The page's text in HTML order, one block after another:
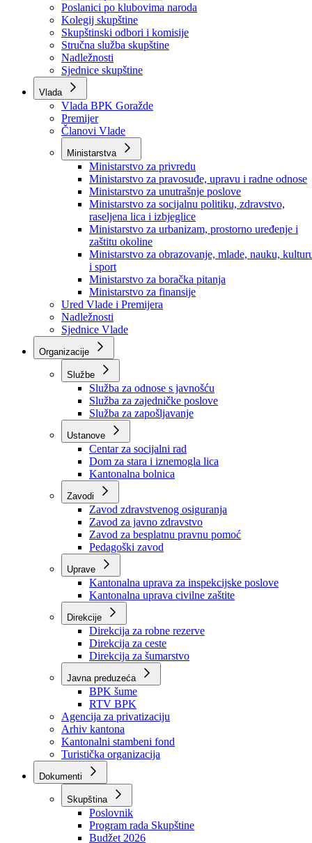
Skupština BPK Goražde
Rukovodstvo
Poslanici po strankama
Poslanici po klubovima naroda
Kolegij skupštine
Skupštinski odbori i komisije
Stručna služba skupštine
Nadležnosti
Sjednice skupštine
Vlada
Vlada BPK Goražde
Premijer
Članovi Vlade
Ministarstva
Ministarstvo za privredu
Ministarstvo za pravosuđe, upravu i radne odnose
Ministarstvo za unutrašnje poslove
Ministarstvo za socijalnu politiku, zdravstvo,
raseljena lica i izbjeglice
Ministarstvo za urbanizam, prostorno uređenje i
zaštitu okoline
Ministarstvo za obrazovanje, mlade, nauku,
i sport
Ministarstvo za boračka pitanja
Ministarstvo za finansije
Ured Vlade i Premijera
Nadležnosti
Sjednice Vlade
Organizacije
Službe
Služba za odnose s javnošću
Služba za zajedničke poslove
Služba za zapošljavanje
Ustanove
Centar za socijalni rad
Dom za stara i iznemogla lica
Kantonalna bolnica
Zavodi
Zavod zdravstvenog osiguranja
Zavod za javno zdravstvo
Zavod za besplatnu pravnu pomoć
Pedagoški zavod
Kantonalna uprava za inspekcijske poslove
Kantonalna uprava civilne zaštite
Direkcije
Direkcija za robne rezerve
Direkcija za ceste
Direkcija za šumarstvo
Javna preduzeća
BPK šume
RTV BPK
Agencija za privatizaciju
Arhiv kantona
Kantonalni stambeni fond
Turistička organizacija
Dokumenti
Skupština